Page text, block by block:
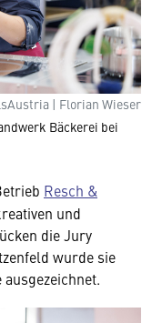
| Florian Wieser
Bäckerei bei
Resch &
und
die Jury
wurde sie